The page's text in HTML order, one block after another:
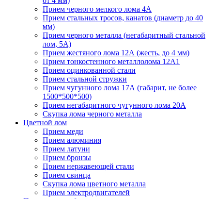
Прием черного мелкого лома 4А
Прием стальных тросов, канатов (диаметр до 40
мм)
Прием черного металла (негабаритный стальной
лом, 5A)
Прием жестяного лома 12А (жесть, до 4 мм)
Прием тонкостенного металлолома 12А1
Прием оцинкованной стали
Прием стальной стружки
Прием чугунного лома 17А (габарит, не более
1500*500*500)
Прием негабаритного чугунного лома 20А
Скупка лома черного металла
Цветной лом
Прием меди
Прием алюминия
Прием латуни
Прием бронзы
Прием нержавеющей стали
Прием свинца
Скупка лома цветного металла
Прием электродвигателей